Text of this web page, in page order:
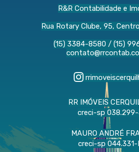
R&R Contabilidade e
Rua Rotary Clube, 95,
(15) 3384-8580/ (15)
RR IMÓVEIS
creci-sp
MAURO ANDRÉ
creci-sp 044.331-